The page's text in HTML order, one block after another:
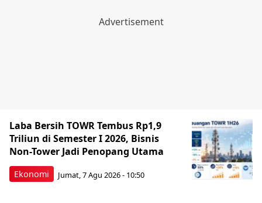
Ekonomi
Laba Bersih TOWR Tembus Rp1,9
Triliun di Semester I 2026, Bisnis
Non-Tower Jadi Penopang Utama
Jumat, 7 Agu 2026 - 10:50